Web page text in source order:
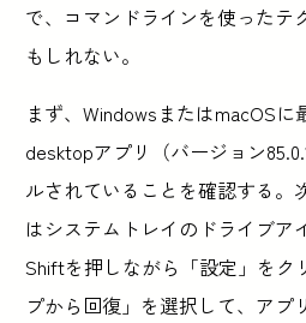
で、コマンドラインを使ったテ
もしれない。
まず、WindowsまたはmacOS
desktopアプリ（バージョン
ルされていることを確認する。
はシステムトレイのドライブア
Shiftを押しながら「設定」をク
プから回復」を選択して、アプ